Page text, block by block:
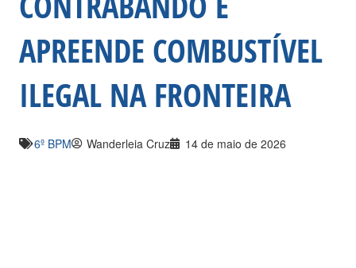
APREENDE COMBUSTÍVEL
ILEGAL NA FRONTEIRA
6º BPM Wanderleia Cruz 14 de maio de 2026